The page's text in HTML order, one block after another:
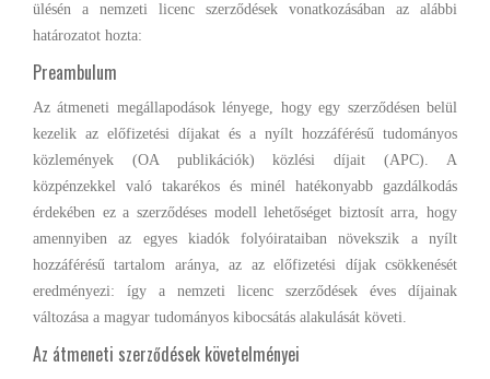
ülésén a nemzeti licenc szerződések vonatkozásában az alábbi
határozatot hozta:
Preambulum
Az átmeneti megállapodások lényege, hogy egy szerződésen belül
kezelik az előfizetési díjakat és a nyílt hozzáférésű tudományos
közlemények (OA publikációk) közlési díjait (APC). A
közpénzekkel való takarékos és minél hatékonyabb gazdálkodás
érdekében ez a szerződéses modell lehetőséget biztosít arra, hogy
amennyiben az egyes kiadók folyóirataiban növekszik a nyílt
hozzáférésű tartalom aránya, az az előfizetési díjak csökkenését
eredményezi: így a nemzeti licenc szerződések éves díjainak
változása a magyar tudományos kibocsátás alakulását követi.
Az átmeneti szerződések követelményei